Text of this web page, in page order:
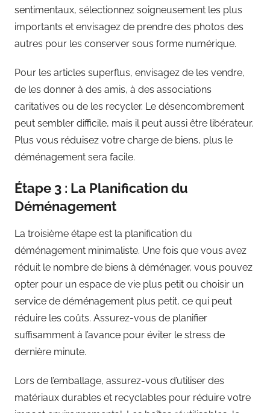
sentimentaux, sélectionnez soigneusement les plus
importants et envisagez de prendre des photos des
autres pour les conserver sous forme numérique.
Pour les articles superflus, envisagez de les vendre,
de les donner à des amis, à des associations
caritatives ou de les recycler. Le désencombrement
peut sembler difficile, mais il peut aussi être libérateur.
Plus vous réduisez votre charge de biens, plus le
déménagement sera facile.
Étape 3 : La Planification du
Déménagement
La troisième étape est la planification du
déménagement minimaliste. Une fois que vous avez
réduit le nombre de biens à déménager, vous pouvez
opter pour un espace de vie plus petit ou choisir un
service de déménagement plus petit, ce qui peut
réduire les coûts. Assurez-vous de planifier
suffisamment à l’avance pour éviter le stress de
dernière minute.
Lors de l’emballage, assurez-vous d’utiliser des
matériaux durables et recyclables pour réduire votre